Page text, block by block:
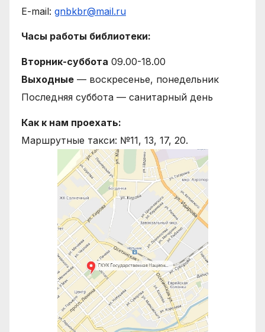
E-mail: gnbkbr@mail.ru
Часы работы библиотеки:
Вторник-суббота 09.00-18.00
Выходные — воскресенье, понедельник
Последняя суббота — санитарный день
Как к нам проехать:
Маршрутные такси: №11, 13, 17, 20.